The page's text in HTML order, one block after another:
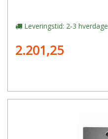
Leveringstid: 2-3 hverdage
2.201,25